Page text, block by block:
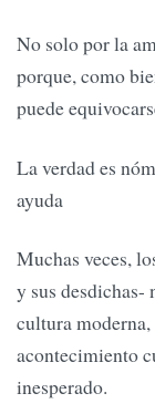
No solo por la
porque, como
puede
La verdad es
ayuda
Muchas veces,
y sus desdichas-
cultura
acontecimiento
inesperado.